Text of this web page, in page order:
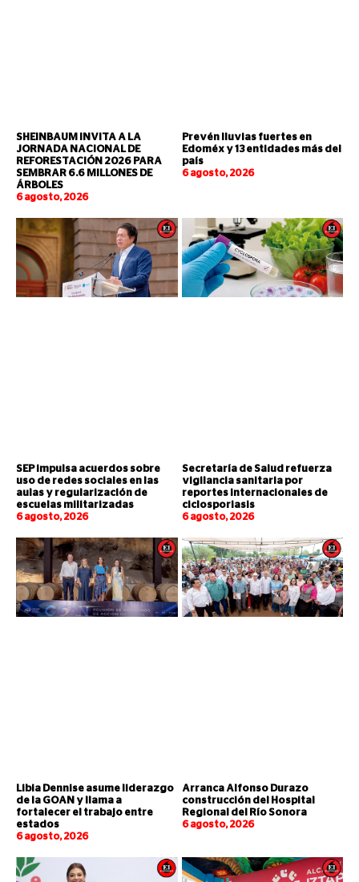
SHEINBAUM INVITA A LA
JORNADA NACIONAL DE
REFORESTACIÓN 2026 PARA
SEMBRAR 6.6 MILLONES DE
ÁRBOLES
6 agosto, 2026
Prevén lluvias fuertes en
Edoméx y 13 entidades más del
país
6 agosto, 2026
SEP impulsa acuerdos sobre
uso de redes sociales en las
aulas y regularización de
escuelas militarizadas
6 agosto, 2026
Secretaría de Salud refuerza
vigilancia sanitaria por
reportes internacionales de
ciclosporiasis
6 agosto, 2026
Libia Dennise asume liderazgo
de la GOAN y llama a
fortalecer el trabajo entre
estados
6 agosto, 2026
Arranca Alfonso Durazo
construcción del Hospital
Regional del Río Sonora
6 agosto, 2026